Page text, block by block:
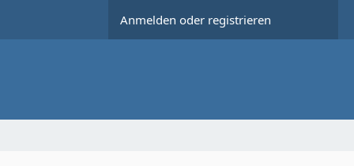
Anmelden oder registrieren